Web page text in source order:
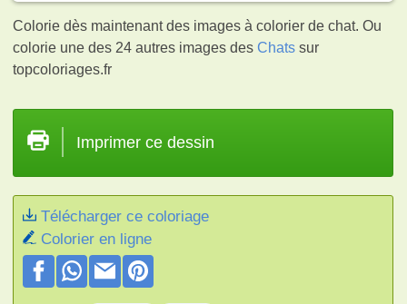
Colorie dès maintenant des images à colorier de chat. Ou
colorie une des 24 autres images desChats sur
topcoloriages.fr
Imprimer ce dessin
Télécharger ce coloriage
Colorier en ligne